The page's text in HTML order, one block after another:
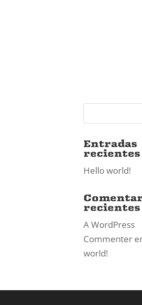
Entradas
recientes
Hello world!
recientes
A WordPress
Commenter
world!